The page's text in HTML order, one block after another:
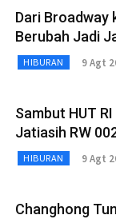
Dari Broadway
Berubah Jadi
HIBURAN 9 Agt
Sambut HUT
Jatiasih RW
HIBURAN 9 Agt
Changhong